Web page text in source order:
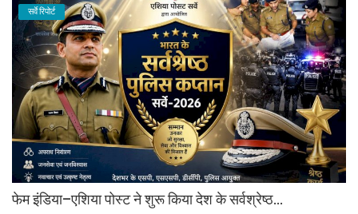
सर्वे रिपोर्ट
फेम इंडिया–एशिया पोस्ट ने शुरू किया देश के सर्वश्रेष्ठ...